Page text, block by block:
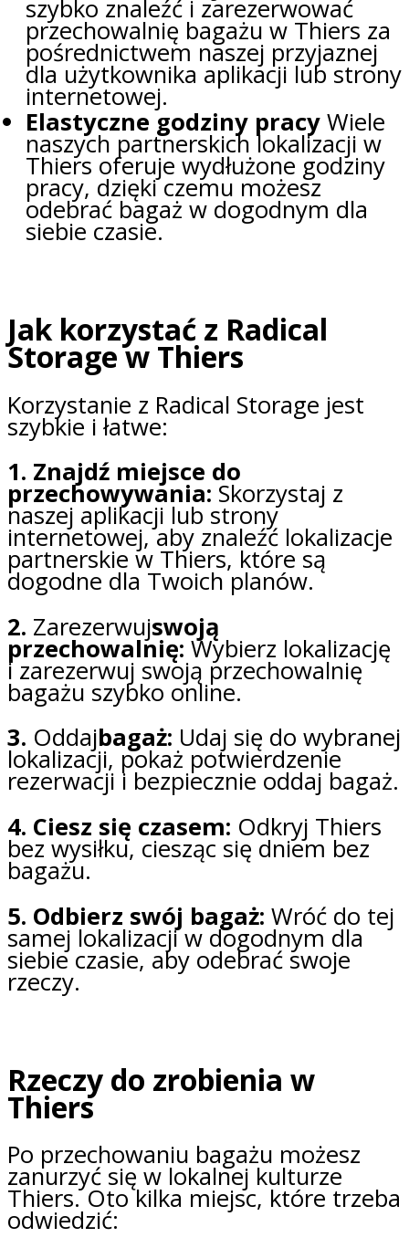
szybko znaleźć i zarezerwować
przechowalnię bagażu w Thiers za
pośrednictwem naszej przyjaznej
dla użytkownika aplikacji lub strony
internetowej.
Elastyczne godziny pracy Wiele
naszych partnerskich lokalizacji w
Thiers oferuje wydłużone godziny
pracy, dzięki czemu możesz
odebrać bagaż w dogodnym dla
siebie czasie.
Jak korzystać z Radical
Storage w Thiers
Korzystanie z Radical Storage jest
szybkie i łatwe:
1. Znajdź miejsce do
przechowywania: Skorzystaj z
naszej aplikacji lub strony
internetowej, aby znaleźć lokalizacje
partnerskie w Thiers, które są
dogodne dla Twoich planów.
2. Zarezerwujswoją
przechowalnię: Wybierz lokalizację
i zarezerwuj swoją przechowalnię
bagażu szybko online.
3. Oddajbagaż: Udaj się do wybranej
lokalizacji, pokaż potwierdzenie
rezerwacji i bezpiecznie oddaj bagaż.
4. Ciesz się czasem: Odkryj Thiers
bez wysiłku, ciesząc się dniem bez
bagażu.
5. Odbierz swój bagaż: Wróć do tej
samej lokalizacji w dogodnym dla
siebie czasie, aby odebrać swoje
rzeczy.
Rzeczy do zrobienia w
Thiers
Po przechowaniu bagażu możesz
zanurzyć się w lokalnej kulturze
Thiers. Oto kilka miejsc, które trzeba
odwiedzić: